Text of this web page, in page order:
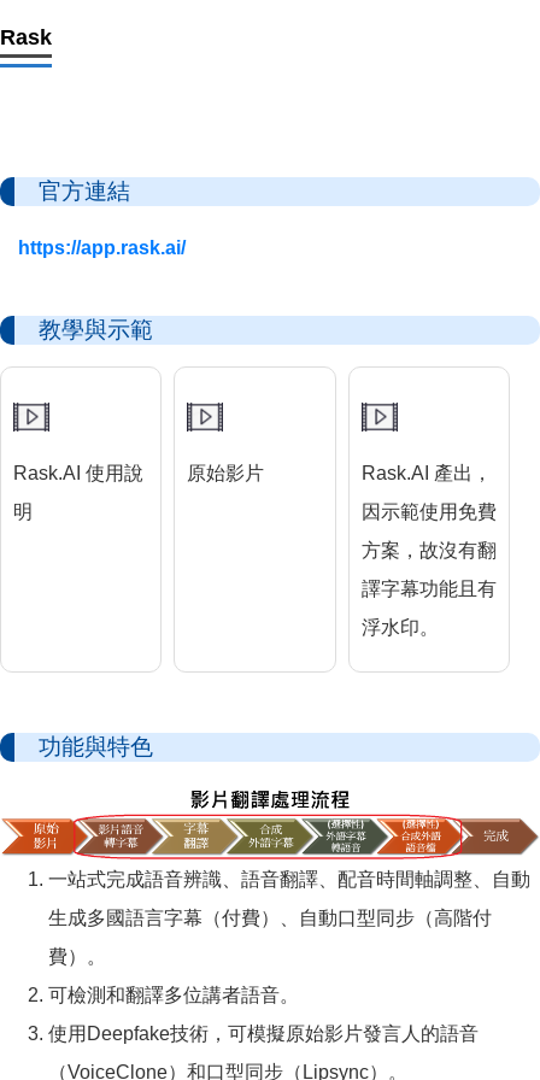
Rask
官方連結
https://app.rask.ai/
教學與示範
Rask.AI 使用說
明
原始影片
Rask.AI 產出，
因示範使用免費
方案，故沒有翻
譯字幕功能且有
浮水印。
功能與特色
一站式完成語音辨識、語音翻譯、配音時間軸調整、自動
生成多國語言字幕（付費）、自動口型同步（高階付
費）。
可檢測和翻譯多位講者語音。
使用Deepfake技術，可模擬原始影片發言人的語音
（VoiceClone）和口型同步（Lipsync）。